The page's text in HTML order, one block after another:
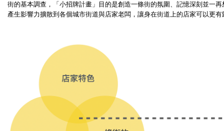
街的基本調查，「小招牌計畫」目的是創造一條街的氛圍、記憶深刻並一
產生影響力擴散到各個城市街道與店家老闆，讓身在街道上的店家可以更